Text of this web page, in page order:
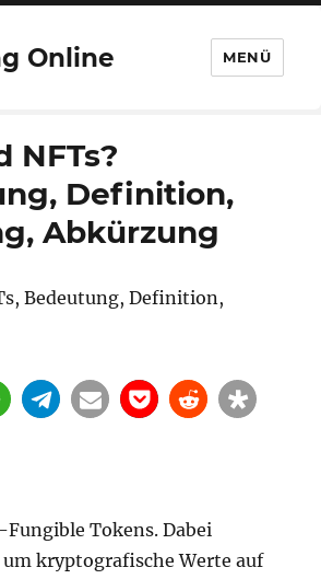
Online MENÜ
NFTs?
Definition,
Abkürzung
Tokens. Dabei
kryptografische Werte auf